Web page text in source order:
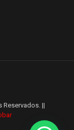
Reservados. ||